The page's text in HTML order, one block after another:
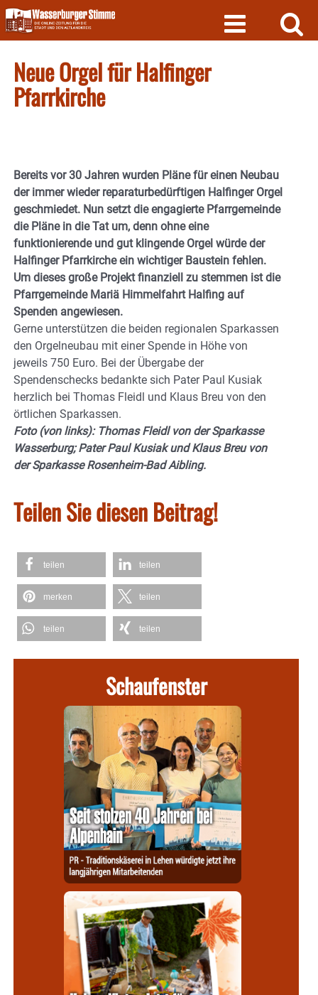
Skip
to
content
Neue Orgel für Halfinger
Pfarrkirche
Bereits vor 30 Jahren wurden Pläne für einen Neubau
der immer wieder reparaturbedürftigen Halfinger Orgel
geschmiedet. Nun setzt die engagierte Pfarrgemeinde
die Pläne in die Tat um, denn ohne eine
funktionierende und gut klingende Orgel würde der
Halfinger Pfarrkirche ein wichtiger Baustein fehlen.
Um dieses große Projekt finanziell zu stemmen ist die
Pfarrgemeinde Mariä Himmelfahrt Halfing auf
Spenden angewiesen.
Gerne unterstützen die beiden regionalen Sparkassen
den Orgelneubau mit einer Spende in Höhe von
jeweils 750 Euro. Bei der Übergabe der
Spendenschecks bedankte sich Pater Paul Kusiak
herzlich bei Thomas Fleidl und Klaus Breu von den
örtlichen Sparkassen.
Foto (von links): Thomas Fleidl von der Sparkasse
Wasserburg; Pater Paul Kusiak und Klaus Breu von
der Sparkasse Rosenheim-Bad Aibling.
Teilen Sie diesen Beitrag!
teilen teilen
merken teilen
teilen teilen
Schaufenster